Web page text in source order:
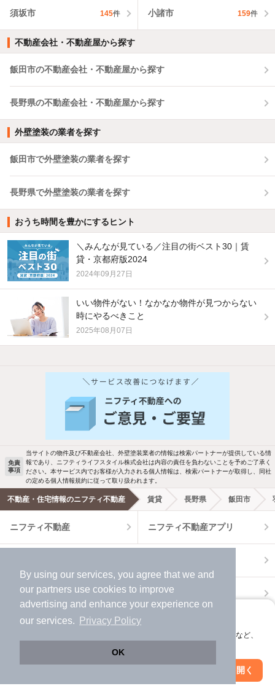
By using our services, you agree that we and
our partners use cookies to improve
advertising and enhance your experience on
our services.
Privacy Policy
OK
アプリに切り替えて、サクサクお部屋探し
会員登録なしですぐ使える。マップ検索やお気に入り保存など、
アプリを開く
須坂市 145件 小諸市 159件
不動産会社・不動産屋から探す
飯田市の不動産会社・不動産屋から探す
長野県の不動産会社・不動産屋から探す
外壁塗装の業者を探す
飯田市で外壁塗装の業者を探す
長野県で外壁塗装の業者を探す
絞り込み条件を変更
おうち時間を豊かにするヒント
＼みんなが見ている／注目の街ベスト30｜賃
貸・京都府版2024
2024年09月27日
いい物件がない！なかなか物件が見つからない
時にやるべきこと
2025年08月07日
他の人はこんな条件で絞り込んでいます！
バス・トイレ別 2階以上
駐車場あり ペット相談
洗濯機置場あり 独立洗面台
エアコンあり 都市ガス
温水洗浄便座 オートロック
TV付インターホン 角部屋
新着のみ
物件一覧に反映
免責
事項
当サイトの物件及び不動産会社、外壁塗装業者の情報は検索パートナーが提供している情
報であり、ニフティライフスタイル株式会社は内容の責任を負わないことを予めご了承く
ださい。本サービス内でお客様が入力される個人情報は、検索パートナーが取得し、同社
の定める個人情報規約に従って取り扱われます。
不動産・住宅情報のニフティ不動産 賃貸 長野県 飯田市
ニフティ不動産 ニフティ不動産アプリ
賃貸
賃貸事務所・賃貸オフィス
新築一戸建て 新築マンション